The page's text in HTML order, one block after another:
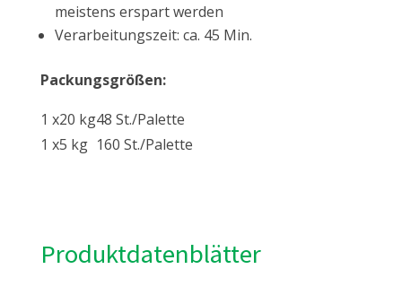
meistens erspart werden
Verarbeitungszeit: ca. 45 Min.
Packungsgrößen:
1 x20 kg48 St./Palette
1 x5 kg 160 St./Palette
Produktdatenblätter